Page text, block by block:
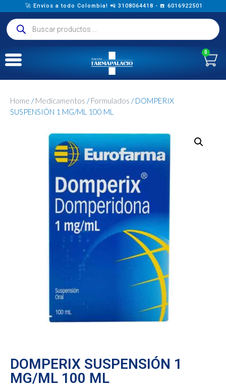
🚀 Envíos a todo Colombia! 📲 3108064418 - ☎️ 6016922501
0
Home /Medicamentos /Formulados / DOMPERIX
SUSPENSIÓN 1 MG/ML 100 ML
DOMPERIX SUSPENSIÓN 1
MG/ML 100 ML